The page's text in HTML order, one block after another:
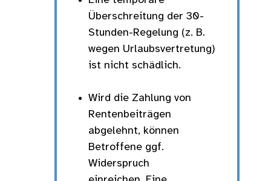
Überschreitung der 30-
Stunden-Regelung (z. B.
wegen Urlaubsvertretung)
ist nicht schädlich.
Wird die Zahlung von
Rentenbeiträgen
abgelehnt, können
Betroffene ggf.
Widerspruch